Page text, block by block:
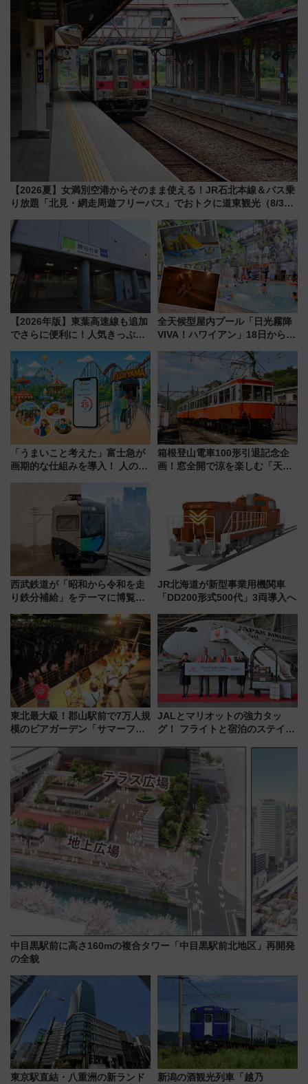
府･柳川の旅！YouTubeが公開
に
【2026夏】女満別空港からそのまま使える！JR石北本線＆バス乗
り放題「北見・網走周遊フリーパス」でおトクに道東観光（8/3発
【2026年版】東葉高速線も追加
でさらに便利に！人気きっぷ
今年も発売 秋・早春に千葉県を
巡るなら使い勝手・コスパ抜群
全天候型屋内プール「日光霧降
VIVA！ハワイアン」18日から営
ァミリーから大人まで幅広い世
代が一日中楽しる夏のリゾート
を楽しんで
「うまいこと考えた」富士急が
画期的な仕組みを導入！ 人のか
箱根登山電車100形引退記念企
画！窓全開で涼を楽しむ「天然
西武鉄道が「昭和から令和を走
り鉄分補給」をテーマに博覧会
14日から 新車両「トキイロ」体
験ブースも アクセスや申込方法
を解説
JR北海道が新型事業用機関車
「DD200形式500代」3両導入へ
東北最大級！郡山駅前で7万人規
模のビアガーデン「サマーフェ
7/24-26開催！ 有料席はJRE
MALLで予約可能
JALとマリオットの強力タッ
グ！ フライトと宿泊のステイタ
上級会員資格を効率よく獲得す
る方法を解説
中目黒駅前に高さ160mの複合タワー「中目黒駅前北地区」再開発
の全貌
東京駅直結・八重洲の新ランド
新潟の酒観光列車「越乃